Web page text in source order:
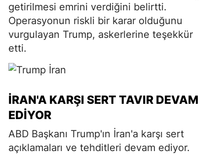
getirilmesi emrini verdiğini belirtti.
Operasyonun riskli bir karar olduğunu
vurgulayan Trump, askerlerine teşekkür
etti.
İRAN'A KARŞI SERT TAVIR DEVAM
EDIYOR
ABD Başkanı Trump'ın İran'a karşı sert
açıklamaları ve tehditleri devam ediyor.